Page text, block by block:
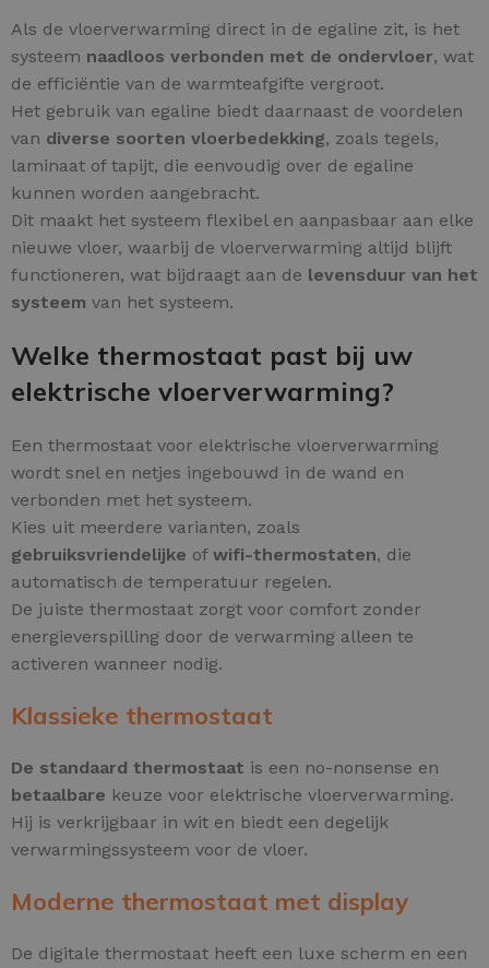
Als de vloerverwarming direct in de egaline zit, is het
systeem naadloos verbonden met de ondervloer, wat
de efficiëntie van de warmteafgifte vergroot.
Het gebruik van egaline biedt daarnaast de voordelen
van diverse soorten vloerbedekking, zoals tegels,
laminaat of tapijt, die eenvoudig over de egaline
kunnen worden aangebracht.
Dit maakt het systeem flexibel en aanpasbaar aan elke
nieuwe vloer, waarbij de vloerverwarming altijd blijft
functioneren, wat bijdraagt aan de levensduur van het
systeem van het systeem.
Welke thermostaat past bij uw
elektrische vloerverwarming?
Een thermostaat voor elektrische vloerverwarming
wordt snel en netjes ingebouwd in de wand en
verbonden met het systeem.
Kies uit meerdere varianten, zoals
gebruiksvriendelijke of wifi-thermostaten, die
automatisch de temperatuur regelen.
De juiste thermostaat zorgt voor comfort zonder
energieverspilling door de verwarming alleen te
activeren wanneer nodig.
Klassieke thermostaat
De standaard thermostaat is een no-nonsense en
betaalbare keuze voor elektrische vloerverwarming.
Hij is verkrijgbaar in wit en biedt een degelijk
verwarmingssysteem voor de vloer.
Moderne thermostaat met display
De digitale thermostaat heeft een luxe scherm en een